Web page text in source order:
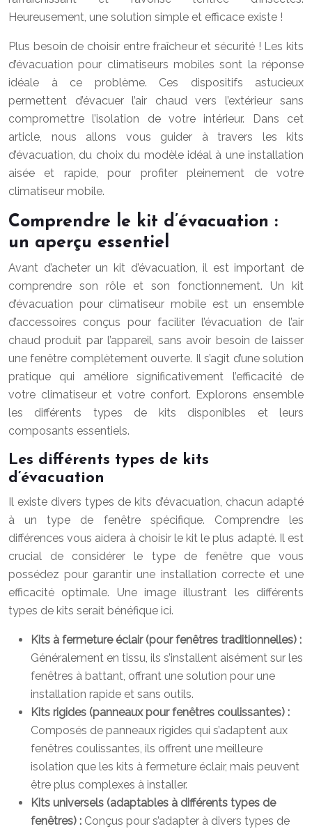
Heureusement, une solution simple et efficace existe !
Plus besoin de choisir entre fraîcheur et sécurité ! Les kits
d’évacuation pour climatiseurs mobiles sont la réponse
idéale à ce problème. Ces dispositifs astucieux
permettent d’évacuer l’air chaud vers l’extérieur sans
compromettre l’isolation de votre intérieur. Dans cet
article, nous allons vous guider à travers les kits
d’évacuation, du choix du modèle idéal à une installation
aisée et rapide, pour profiter pleinement de votre
climatiseur mobile.
Comprendre le kit d’évacuation :
un aperçu essentiel
Avant d’acheter un kit d’évacuation, il est important de
comprendre son rôle et son fonctionnement. Un kit
d’évacuation pour climatiseur mobile est un ensemble
d’accessoires conçus pour faciliter l’évacuation de l’air
chaud produit par l’appareil, sans avoir besoin de laisser
une fenêtre complètement ouverte. Il s’agit d’une solution
pratique qui améliore significativement l’efficacité de
votre climatiseur et votre confort. Explorons ensemble
les différents types de kits disponibles et leurs
composants essentiels.
Les différents types de kits
d’évacuation
Il existe divers types de kits d’évacuation, chacun adapté
à un type de fenêtre spécifique. Comprendre les
différences vous aidera à choisir le kit le plus adapté. Il est
crucial de considérer le type de fenêtre que vous
possédez pour garantir une installation correcte et une
efficacité optimale. Une image illustrant les différents
types de kits serait bénéfique ici.
Kits à fermeture éclair (pour fenêtres traditionnelles) :
Généralement en tissu, ils s’installent aisément sur les
fenêtres à battant, offrant une solution pour une
installation rapide et sans outils.
Kits rigides (panneaux pour fenêtres coulissantes) :
Composés de panneaux rigides qui s’adaptent aux
fenêtres coulissantes, ils offrent une meilleure
isolation que les kits à fermeture éclair, mais peuvent
être plus complexes à installer.
Kits universels (adaptables à différents types de
fenêtres) : Conçus pour s’adapter à divers types de